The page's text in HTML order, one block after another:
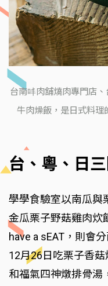
台南㕩肉舖燒肉專門店
牛肉燥飯，是日式料理
台、粵、日
學學食驗室以南瓜與
金瓜栗子野菇雞肉炊
have a sEAT，則會
12月26日吃栗子香
和福氣四神燉排骨湯